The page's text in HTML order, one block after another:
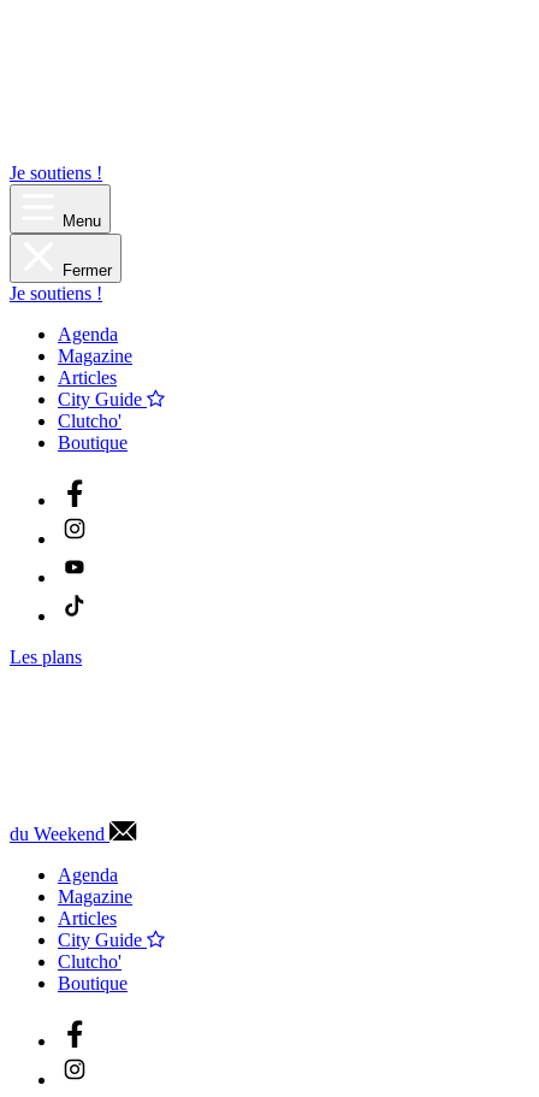
Je soutiens !
Menu
Fermer
Je soutiens !
Agenda
Magazine
Articles
City Guide
Clutcho'
Boutique
Les plans
du Weekend
Agenda
Magazine
Articles
City Guide
Clutcho'
Boutique